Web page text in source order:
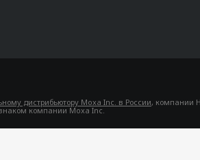
дистрибьютору Moxa Inc. в России, компании
компании Moxa Inc.